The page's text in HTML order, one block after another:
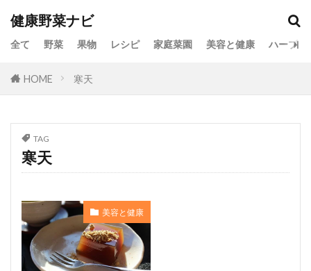
健康野菜ナビ
全て 野菜 果物 レシピ 家庭菜園 美容と健康 ハーブ
HOME 寒天
TAG
寒天
美容と健康